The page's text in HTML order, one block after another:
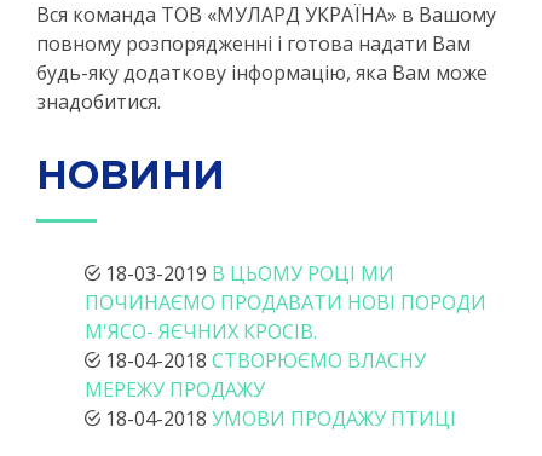
Вся команда ТОВ «МУЛАРД УКРАЇНА» в Вашому
повному розпорядженні і готова надати Вам
будь-яку додаткову інформацію, яка Вам може
знадобитися.
НОВИНИ
18-03-2019 В ЦЬОМУ РОЦІ МИ
ПОЧИНАЄМО ПРОДАВАТИ НОВІ ПОРОДИ
М'ЯСО- ЯЄЧНИХ КРОСІВ.
18-04-2018 СТВОРЮЄМО ВЛАСНУ
МЕРЕЖУ ПРОДАЖУ
18-04-2018 УМОВИ ПРОДАЖУ ПТИЦІ